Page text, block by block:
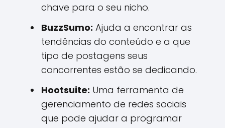
chave para o seu nicho.
BuzzSumo: Ajuda a encontrar as
tendências do conteúdo e a que
tipo de postagens seus
concorrentes estão se dedicando.
Hootsuite: Uma ferramenta de
gerenciamento de redes sociais
que pode ajudar a programar